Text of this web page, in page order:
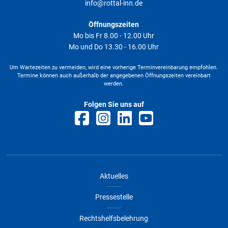
info@rottal-inn.de
Öffnungszeiten
Mo bis Fr 8.00 - 12.00 Uhr
Mo und Do 13.30 - 16.00 Uhr
Um Wartezeiten zu vermeiden, wird eine vorherige Terminvereinbarung empfohlen.
Termine können auch außerhalb der angegebenen Öffnungszeiten vereinbart
werden.
Folgen Sie uns auf
Aktuelles
Pressestelle
Rechtshelfsbelehrung